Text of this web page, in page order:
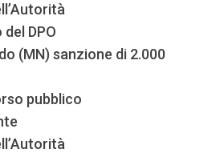
DPO
(MN) sanzione di 2.000
pubblico